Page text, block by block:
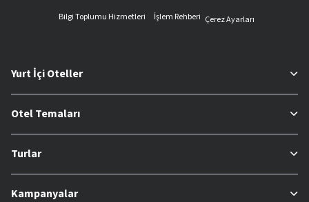
Bilgi Toplumu Hizmetleri
İşlem Rehberi Çerez Ayarları
Yurt İçi Oteller
Otel Temaları
Turlar
Kampanyalar